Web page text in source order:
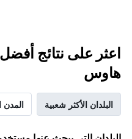
اعثر على نتائج
هاوس
البلدان الأكثر شعبية المدن